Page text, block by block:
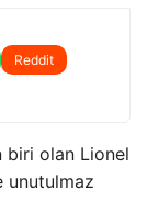
Reddit
biri olan Lionel
unutulmaz